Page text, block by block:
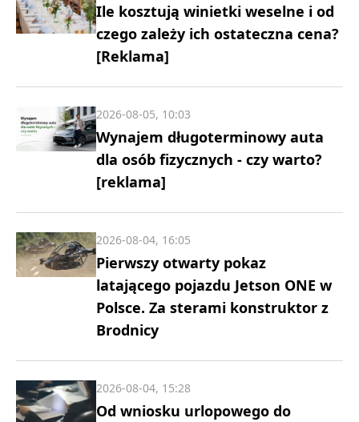
Ile kosztują winietki weselne i od
czego zależy ich ostateczna cena?
[Reklama]
Wynajem długoterminowy auta
dla osób fizycznych - czy warto?
[reklama]
2026-08-05, 10:03
Pierwszy otwarty pokaz
latającego pojazdu Jetson ONE w
Polsce. Za sterami konstruktor z
Brodnicy
2026-08-04, 16:05
Od wniosku urlopowego do
2026-08-04, 15:28